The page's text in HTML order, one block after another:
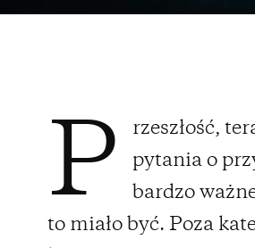
P
rzeszłość,
pytania o
bardzo
to miało być. Poza